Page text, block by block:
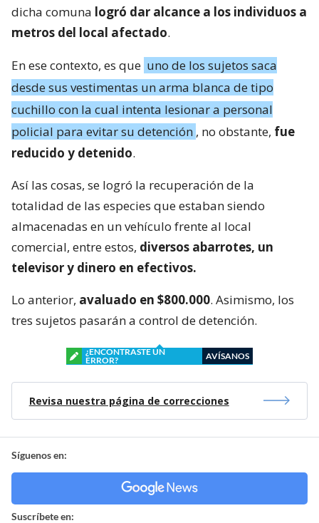
dicha comuna logró dar alcance a los individuos a
metros del local afectado.
En ese contexto, es que uno de los sujetos saca
desde sus vestimentas un arma blanca de tipo
cuchillo con la cual intenta lesionar a personal
policial para evitar su detención , no obstante, fue
reducido y detenido.
Así las cosas, se logró la recuperación de la
totalidad de las especies que estaban siendo
almacenadas en un vehículo frente al local
comercial, entre estos, diversos abarrotes, un
televisor y dinero en efectivos.
Lo anterior, avaluado en $800.000. Asimismo, los
tres sujetos pasarán a control de detención.
¿ENCONTRASTE UN
ERROR?
AVÍSANOS
Revisa nuestra página de correcciones
Síguenos en:
Suscríbete en: